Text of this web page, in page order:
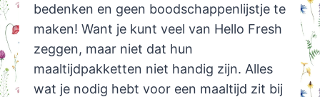
bedenken en geen boodschappenlijstje te
maken! Want je kunt veel van Hello Fresh
zeggen, maar niet dat hun
maaltijdpakketten niet handig zijn. Alles
wat je nodig hebt voor een maaltijd zit bij